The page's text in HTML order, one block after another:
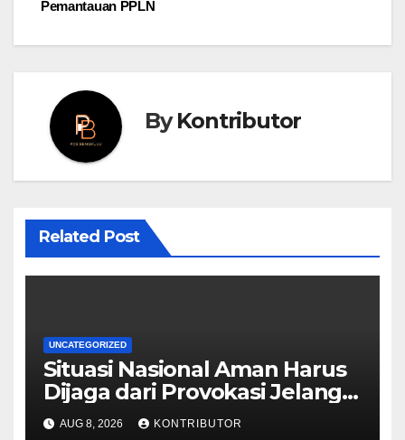
Pemantauan PPLN
ByKontributor
Related Post
UNCATEGORIZED
Situasi Nasional Aman Harus
Dijaga dari Provokasi Jelang
HUT ke-81 RI
AUG 8, 2026 KONTRIBUTOR